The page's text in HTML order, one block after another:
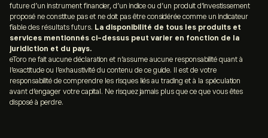
future d’un instrument financier, d’un indice ou d’un produit d’investissement
proposé ne constitue pas et ne doit pas être considérée comme un indicateur
fiable des résultats futurs. La disponibilité de tous les produits et
services mentionnés ci-dessus peut varier en fonction de la
juridiction et du pays.
eToro ne fait aucune déclaration et n’assume aucune responsabilité quant à
l’exactitude ou l’exhaustivité du contenu de ce guide. Il est de votre
responsabilité de comprendre les risques liés au trading et à la spéculation
avant d’engager votre capital. Ne risquez jamais plus que ce que vous êtes
disposé à perdre.